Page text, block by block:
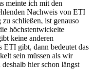
meinte ich mit den
Nachweis von ETI
schließen, ist genauso
höchstentwickelte
keine anderen
gibt, dann bedeutet das
sein müssen als wir
hier schon längst